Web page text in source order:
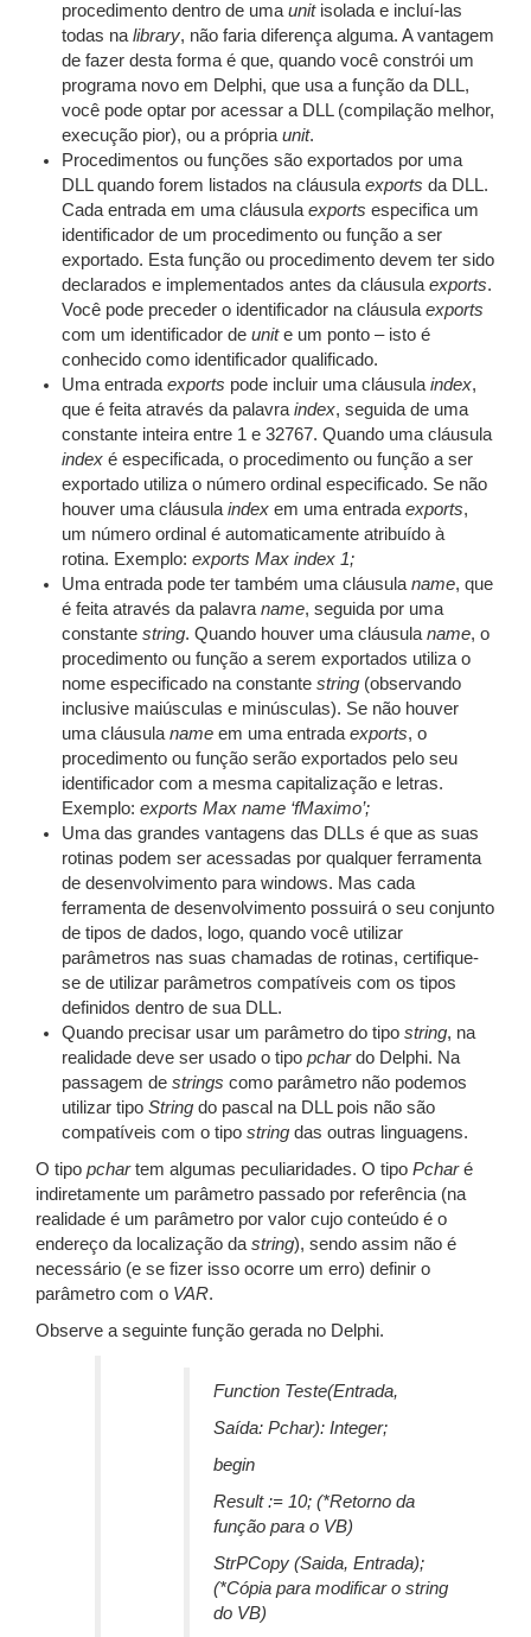
procedimento dentro de umaunitisolada e incluí-las
todas nalibrary, não faria diferença alguma. A vantagem
de fazer desta forma é que, quando você constrói um
programa novo em Delphi, que usa a função da DLL,
você pode optar por acessar a DLL (compilação melhor,
execução pior), ou a própriaunit.
Procedimentos ou funções são exportados por uma
DLL quando forem listados na cláusulaexports da DLL.
Cada entrada em uma cláusulaexports especifica um
identificador de um procedimento ou função a ser
exportado. Esta função ou procedimento devem ter sido
declarados e implementados antes da cláusulaexports.
Você pode preceder o identificador na cláusulaexports
com um identificador deunite um ponto – isto é
conhecido como identificador qualificado.
Uma entradaexports pode incluir uma cláusulaindex,
que é feita através da palavraindex, seguida de uma
constante inteira entre 1 e 32767. Quando uma cláusula
index é especificada, o procedimento ou função a ser
exportado utiliza o número ordinal especificado. Se não
houver uma cláusulaindex em uma entradaexports,
um número ordinal é automaticamente atribuído à
rotina. Exemplo:exports Max index 1;
Uma entrada pode ter também uma cláusulaname, que
é feita através da palavraname, seguida por uma
constantestring. Quando houver uma cláusulaname, o
procedimento ou função a serem exportados utiliza o
nome especificado na constantestring (observando
inclusive maiúsculas e minúsculas). Se não houver
uma cláusulaname em uma entradaexports, o
procedimento ou função serão exportados pelo seu
identificador com a mesma capitalização e letras.
Exemplo:exports Max name ‘fMaximo’;
Uma das grandes vantagens das DLLs é que as suas
rotinas podem ser acessadas por qualquer ferramenta
de desenvolvimento para windows. Mas cada
ferramenta de desenvolvimento possuirá o seu conjunto
de tipos de dados, logo, quando você utilizar
parâmetros nas suas chamadas de rotinas, certifique-
se de utilizar parâmetros compatíveis com os tipos
definidos dentro de sua DLL.
Quando precisar usar um parâmetro do tipostring, na
realidade deve ser usado o tipopchardo Delphi. Na
passagem destrings como parâmetro não podemos
utilizar tipoString do pascal na DLL pois não são
compatíveis com o tipostring das outras linguagens.
O tipo pchartem algumas peculiaridades. O tipo Pcharé
indiretamente um parâmetro passado por referência (na
realidade é um parâmetro por valor cujo conteúdo é o
endereço da localização da string), sendo assim não é
necessário (e se fizer isso ocorre um erro) definir o
parâmetro com o VAR.
Observe a seguinte função gerada no Delphi.
Function Teste(Entrada,
Saída: Pchar): Integer;
begin
Result := 10; (*Retorno da
função para o VB)
StrPCopy (Saida, Entrada);
(*Cópia para modificar o string
do VB)